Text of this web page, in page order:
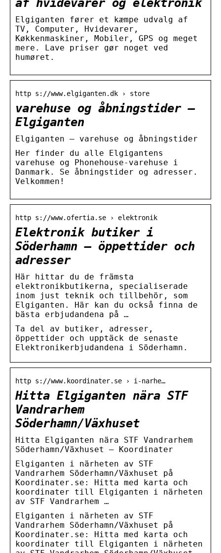
af hvidevarer og elektronik
Elgiganten fører et kæmpe udvalg af
TV, Computer, Hvidevarer,
Køkkenmaskiner, Mobiler, GPS og meget
mere. Lave priser gør noget ved
humøret.
http s://www.elgiganten.dk › store
varehuse og åbningstider –
Elgiganten
Elgiganten – varehuse og åbningstider
Her finder du alle Elgigantens
varehuse og Phonehouse-varehuse i
Danmark. Se åbningstider og adresser.
Velkommen!
http s://www.ofertia.se › elektronik
Elektronik butiker i
Söderhamn – öppettider och
adresser
Här hittar du de främsta
elektronikbutikerna, specialiserade
inom just teknik och tillbehör, som
Elgiganten. Här kan du också finna de
bästa erbjudandena på …
Ta del av butiker, adresser,
öppettider och upptäck de senaste
Elektronikerbjudandena i Söderhamn.
http s://www.koordinater.se › i-narhe…
Hitta Elgiganten nära STF
Vandrarhem
Söderhamn/Växhuset
Hitta Elgiganten nära STF Vandrarhem
Söderhamn/Växhuset – Koordinater
Elgiganten i närheten av STF
Vandrarhem Söderhamn/Växhuset på
Koordinater.se: Hitta med karta och
koordinater till Elgiganten i närheten
av STF Vandrarhem …
Elgiganten i närheten av STF
Vandrarhem Söderhamn/Växhuset på
Koordinater.se: Hitta med karta och
koordinater till Elgiganten i närheten